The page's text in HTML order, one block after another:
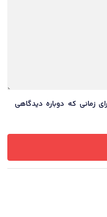
زمانی که دوباره دیدگاهی